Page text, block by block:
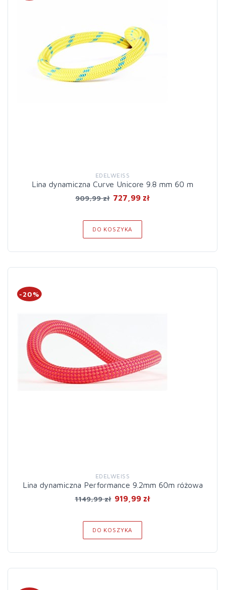
EDELWEISS
Lina dynamiczna Curve Unicore 9.8 mm 60 m
909,99 zł 727,99 zł
DO KOSZYKA
-20%
EDELWEISS
Lina dynamiczna Performance 9.2mm 60m różowa
1149,99 zł 919,99 zł
DO KOSZYKA